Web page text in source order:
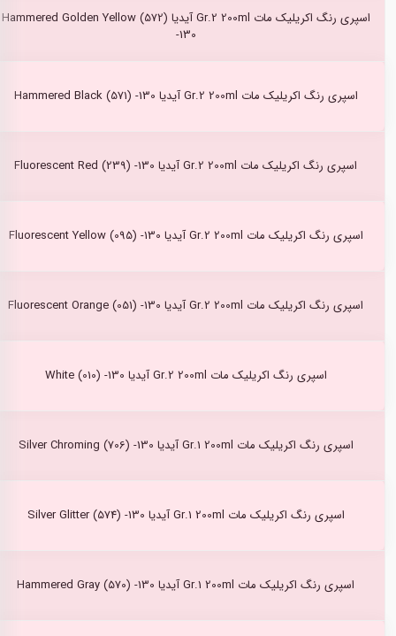
اسپری رنگ اکریلیک مات Gr.2 200ml آیدیا Hammered Golden Yellow (572)
-130
اسپری رنگ اکریلیک مات Gr.2 200ml آیدیا Hammered Black (571) -130
اسپری رنگ اکریلیک مات Gr.2 200ml آیدیا Fluorescent Red (239) -130
اسپری رنگ اکریلیک مات Gr.2 200ml آیدیا Fluorescent Yellow (095) -130
اسپری رنگ اکریلیک مات Gr.2 200ml آیدیا Fluorescent Orange (051) -130
اسپری رنگ اکریلیک مات Gr.2 200ml آیدیا White (010) -130
اسپری رنگ اکریلیک مات Gr.1 200ml آیدیا Silver Chroming (706) -130
اسپری رنگ اکریلیک مات Gr.1 200ml آیدیا Silver Glitter (574) -130
اسپری رنگ اکریلیک مات Gr.1 200ml آیدیا Hammered Gray (570) -130